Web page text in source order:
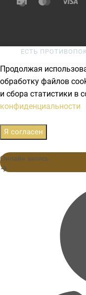
ЕСТЬ
Продолжая
обработку файлов
и сбора статистики в
конфиденциальности
Я согласен